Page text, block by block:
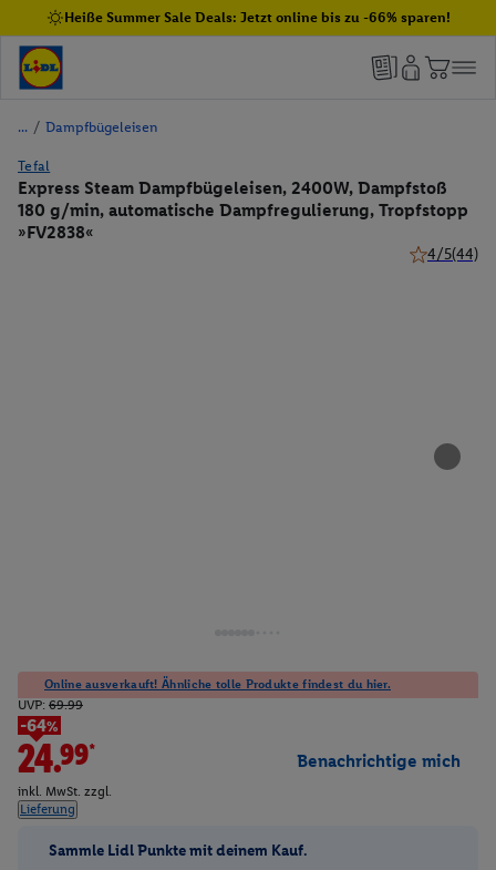
Heiße Summer Sale Deals: Jetzt online bis zu -66% sparen!
/ Dampfbügeleisen
Tefal
Express Steam Dampfbügeleisen, 2400W, Dampfstoß
180 g/min, automatische Dampfregulierung, Tropfstopp
»FV2838«
4/5(44)
Online ausverkauft! Ähnliche tolle Produkte findest du hier.
UVP: 69.99
-64%
24.99*
inkl. MwSt. zzgl.
Lieferung
Benachrichtige mich
Sammle Lidl Punkte mit deinem Kauf.